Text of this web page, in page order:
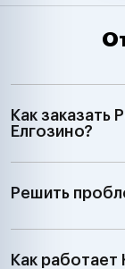
Как заказать
Елгозино?
Решить
Как работает